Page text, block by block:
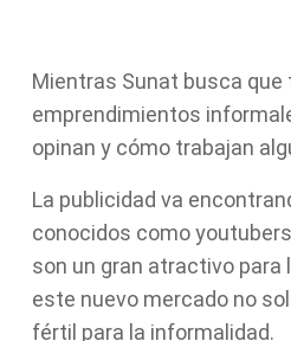
Mientras Sunat busca
emprendimientos
opinan y cómo trabajan
La publicidad va
conocidos como
son un gran atractivo
este nuevo mercado no
fértil para la informalidad.